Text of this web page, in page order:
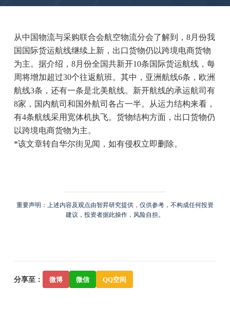
从中国物流与采购联合会航空物流分会了解到，8月份我
国国际货运航线继续上新，出口货物仍以跨境电商货物
为主。据介绍，8月份全国共新开10条国际货运航线，每
周将增加超过30个往返航班。其中，亚洲航线6条，欧洲
航线3条，还有一条是北美航线。新开航线的承运航司有
8家，国内航司和国外航司各占一半。从运力结构来看，
有4条航线采用宽体机执飞。货物结构方面，出口货物仍
以跨境电商货物为主。
*该文章转自华尔街见闻，如有侵权立即删除。
重要声明：上述内容及观点由智昇研究提供，仅供参考，不构成任何投资
建议，投资者据此操作，风险自担。
分享至： 微博 微信 QQ空间